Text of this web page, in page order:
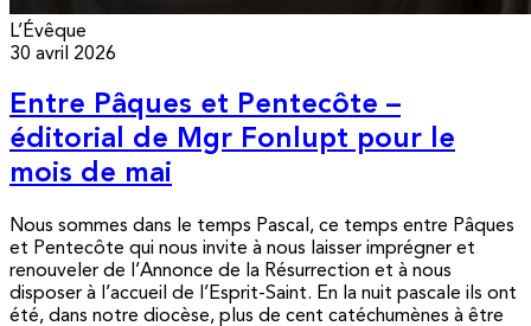
L’Évêque
30 avril 2026
Entre Pâques et Pentecôte –
éditorial de Mgr Fonlupt pour le
mois de mai
Nous sommes dans le temps Pascal, ce temps entre Pâques
et Pentecôte qui nous invite à nous laisser imprégner et
renouveler de l’Annonce de la Résurrection et à nous
disposer à l’accueil de l’Esprit-Saint. En la nuit pascale ils ont
été, dans notre diocèse, plus de cent catéchumènes à être